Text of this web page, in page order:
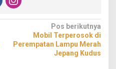
Pos berikutnya
Mobil Terperosok di
Perempatan Lampu Merah
Jepang Kudus